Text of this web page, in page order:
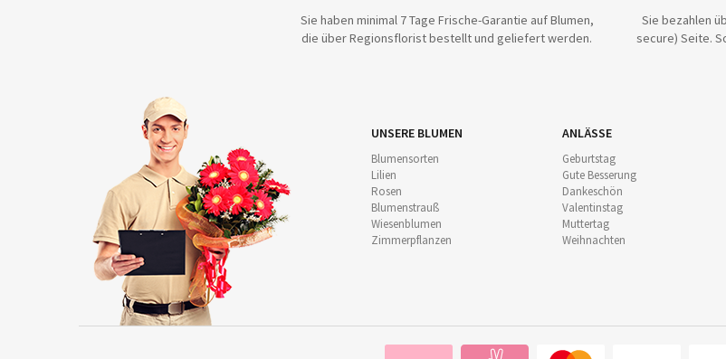
Sie haben minimal 7 Tage Frische-Garantie auf Blumen,
die über Regionsflorist bestellt und geliefert werden.
Sie bezahlen
secure) Seite.
UNSERE BLUMEN
Blumensorten
Lilien
Rosen
Blumenstrauß
Wiesenblumen
Zimmerpflanzen
ANLÄSSE
Geburtstag
Gute Besserung
Dankeschön
Valentinstag
Muttertag
Weihnachten